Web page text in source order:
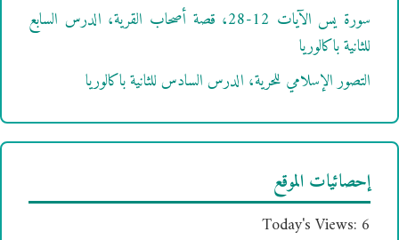
سورة يس الآيات 12-28، قصة أصحاب القرية، الدرس السابع
للثانية باكالوريا
التصور الإسلامي للحرية، الدرس السادس للثانية باكالوريا
إحصائيات الموقع
Today's Views: 6